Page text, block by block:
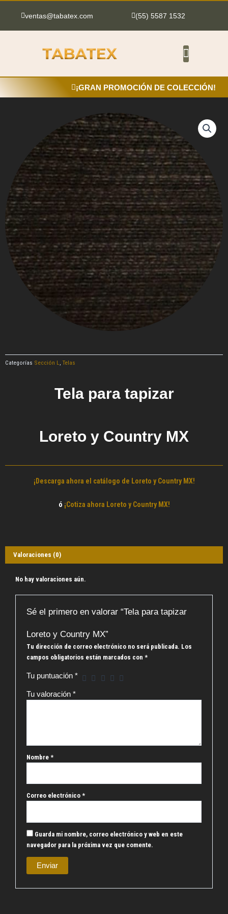
ventas@tabatex.com (55) 5587 1532
¡GRAN PROMOCIÓN DE COLECCIÓN!
Categorías Sección L, Telas
Tela para tapizar
Loreto y Country MX
¡Descarga ahora el catálogo de Loreto y Country MX!
ó ¡Cotiza ahora Loreto y Country MX!
Valoraciones (0)
No hay valoraciones aún.
Sé el primero en valorar “Tela para tapizar
Loreto y Country MX”
Tu dirección de correo electrónico no será publicada. Los
campos obligatorios están marcados con*
Tu puntuación*
Tu valoración*
Nombre*
Correo electrónico*
Guarda mi nombre, correo electrónico y web en este
navegador para la próxima vez que comente.